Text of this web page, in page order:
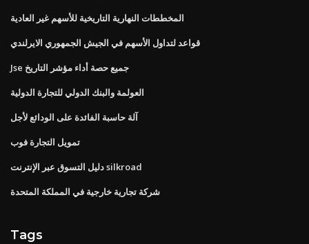
المخططات النهارية التاريخية للأسهم غير العادية
قواعد لتداول الأسهم في الجيش الجمهوري الايرلندي
Jse جميع حصة أداء مؤشر التاريخ
العولمة والبنك الدولي للتجارة الدولية
آلة حاسبة الفائدة على الودائع لأجل
تمويل التجارة فوب
دليل التسوق عبر الإنترنت silkroad
شركة تجارية خارجية في المملكة المتحدة
Tags